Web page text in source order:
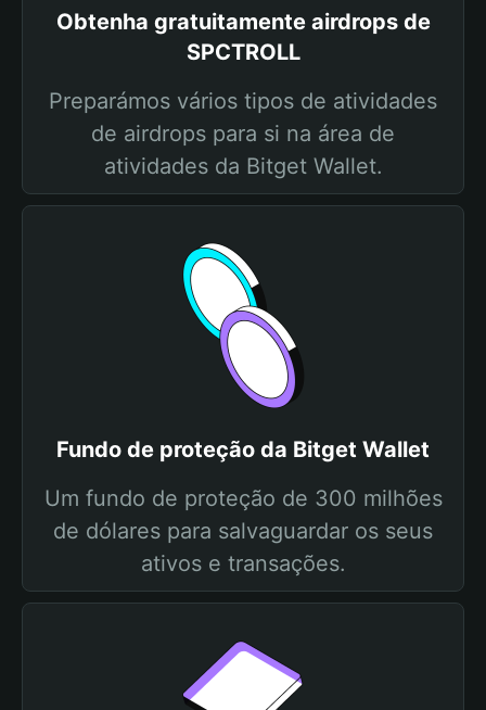
Obtenha gratuitamente airdrops de
SPCTROLL
Preparámos vários tipos de atividades
de airdrops para si na área de
atividades da Bitget Wallet.
Fundo de proteção da Bitget Wallet
Um fundo de proteção de 300 milhões
de dólares para salvaguardar os seus
ativos e transações.